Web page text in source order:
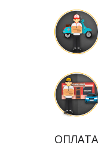
ОПЛАТА